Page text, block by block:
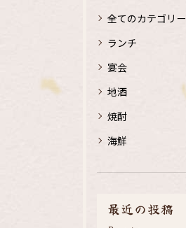
全てのカテゴリー
ランチ
宴会
地酒
焼酎
海鮮
最近の投稿